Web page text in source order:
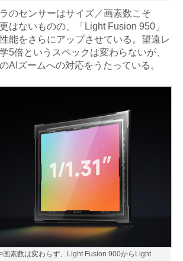
のセンサーはサイズ／画素数こそ
はないものの、「Light Fusion 950」
能をさらにアップさせている。望遠レ
5倍というスペックは変わらないが、
AIズームへの対応をうたっている。
画素数は変わらず、Light Fusion 900からLight